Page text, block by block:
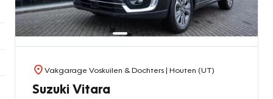
Vakgarage Voskuilen & Dochters| Houten (UT)
Suzuki Vitara